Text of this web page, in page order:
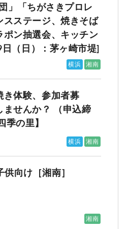
」「ちがさきプロレ
スステージ、焼きそば
ポン抽選会、キッチン
（日）：茅ヶ崎市堤]
横浜 湘南
き体験、参加者募
ませんか？ （申込締
季の里】
横浜 湘南
向け［湘南］
湘南